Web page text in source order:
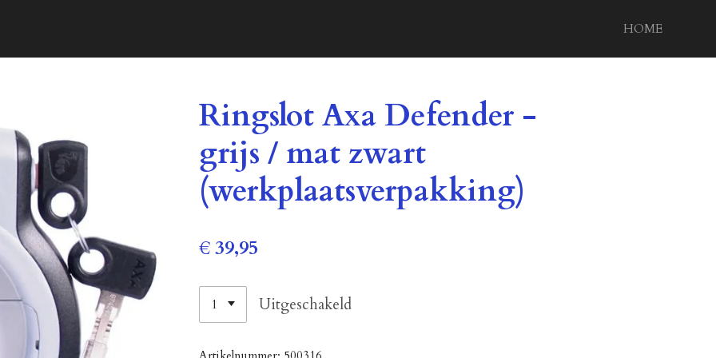
HOME
Ringslot Axa Defender -
grijs / mat zwart
(werkplaatsverpakking)
€ 39,95
Uitgeschakeld